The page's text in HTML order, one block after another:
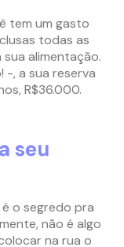
tem um gasto
todas as
alimentação.
-, a sua reserva
R$36.000.
seu
o segredo pra
não é algo
na rua o